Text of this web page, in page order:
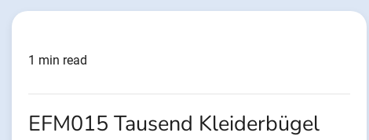
1 min read
EFM015 Tausend Kleiderbügel